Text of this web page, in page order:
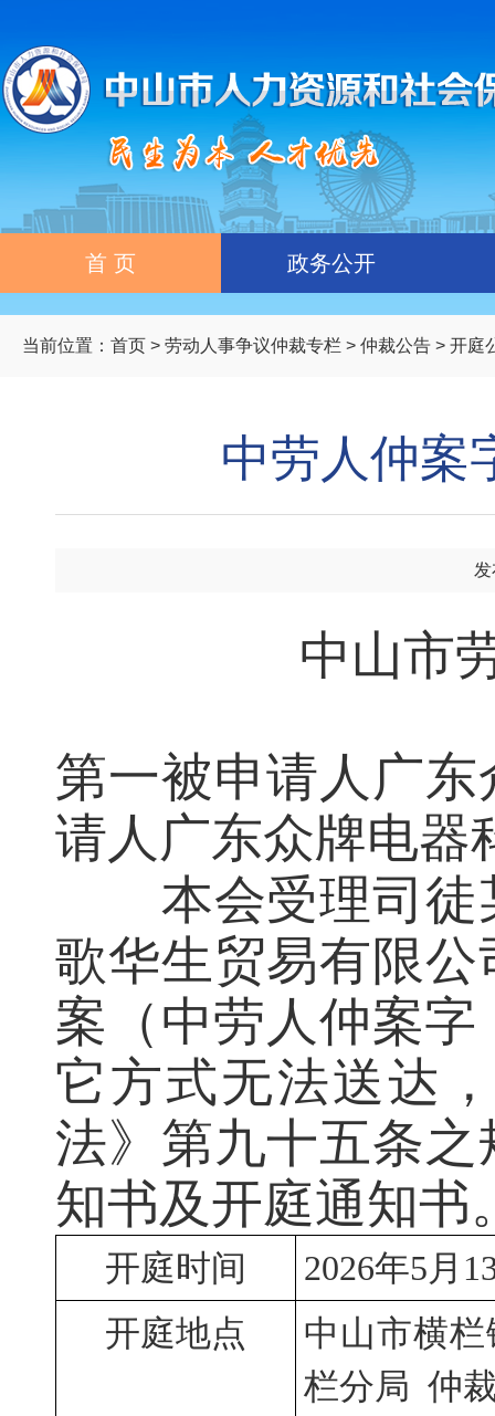
首 页 政务公开
当前位置： 首页 > 劳动人事争议仲裁专栏 > 仲裁公告 > 开庭
中劳人仲案
中山市
第一被申请人广
请人广东众牌电器
本会受理司
歌华生贸易有限
案（中劳人仲案字
它方式无法送达
法》第九十五条
知书及开庭通知书
开庭时间
2026年5月
开庭地点
中山市横
栏分局  仲